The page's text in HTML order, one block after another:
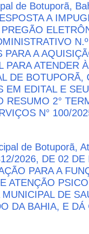
de Botuporã,
A
PARA A
PARA ATENDER
DE
EM EDITAL E
RESUMO 2°
N° 100/
de Botuporã,
2026, DE 02
PARA A
ATENÇÃO
DE
DA BAHIA, E